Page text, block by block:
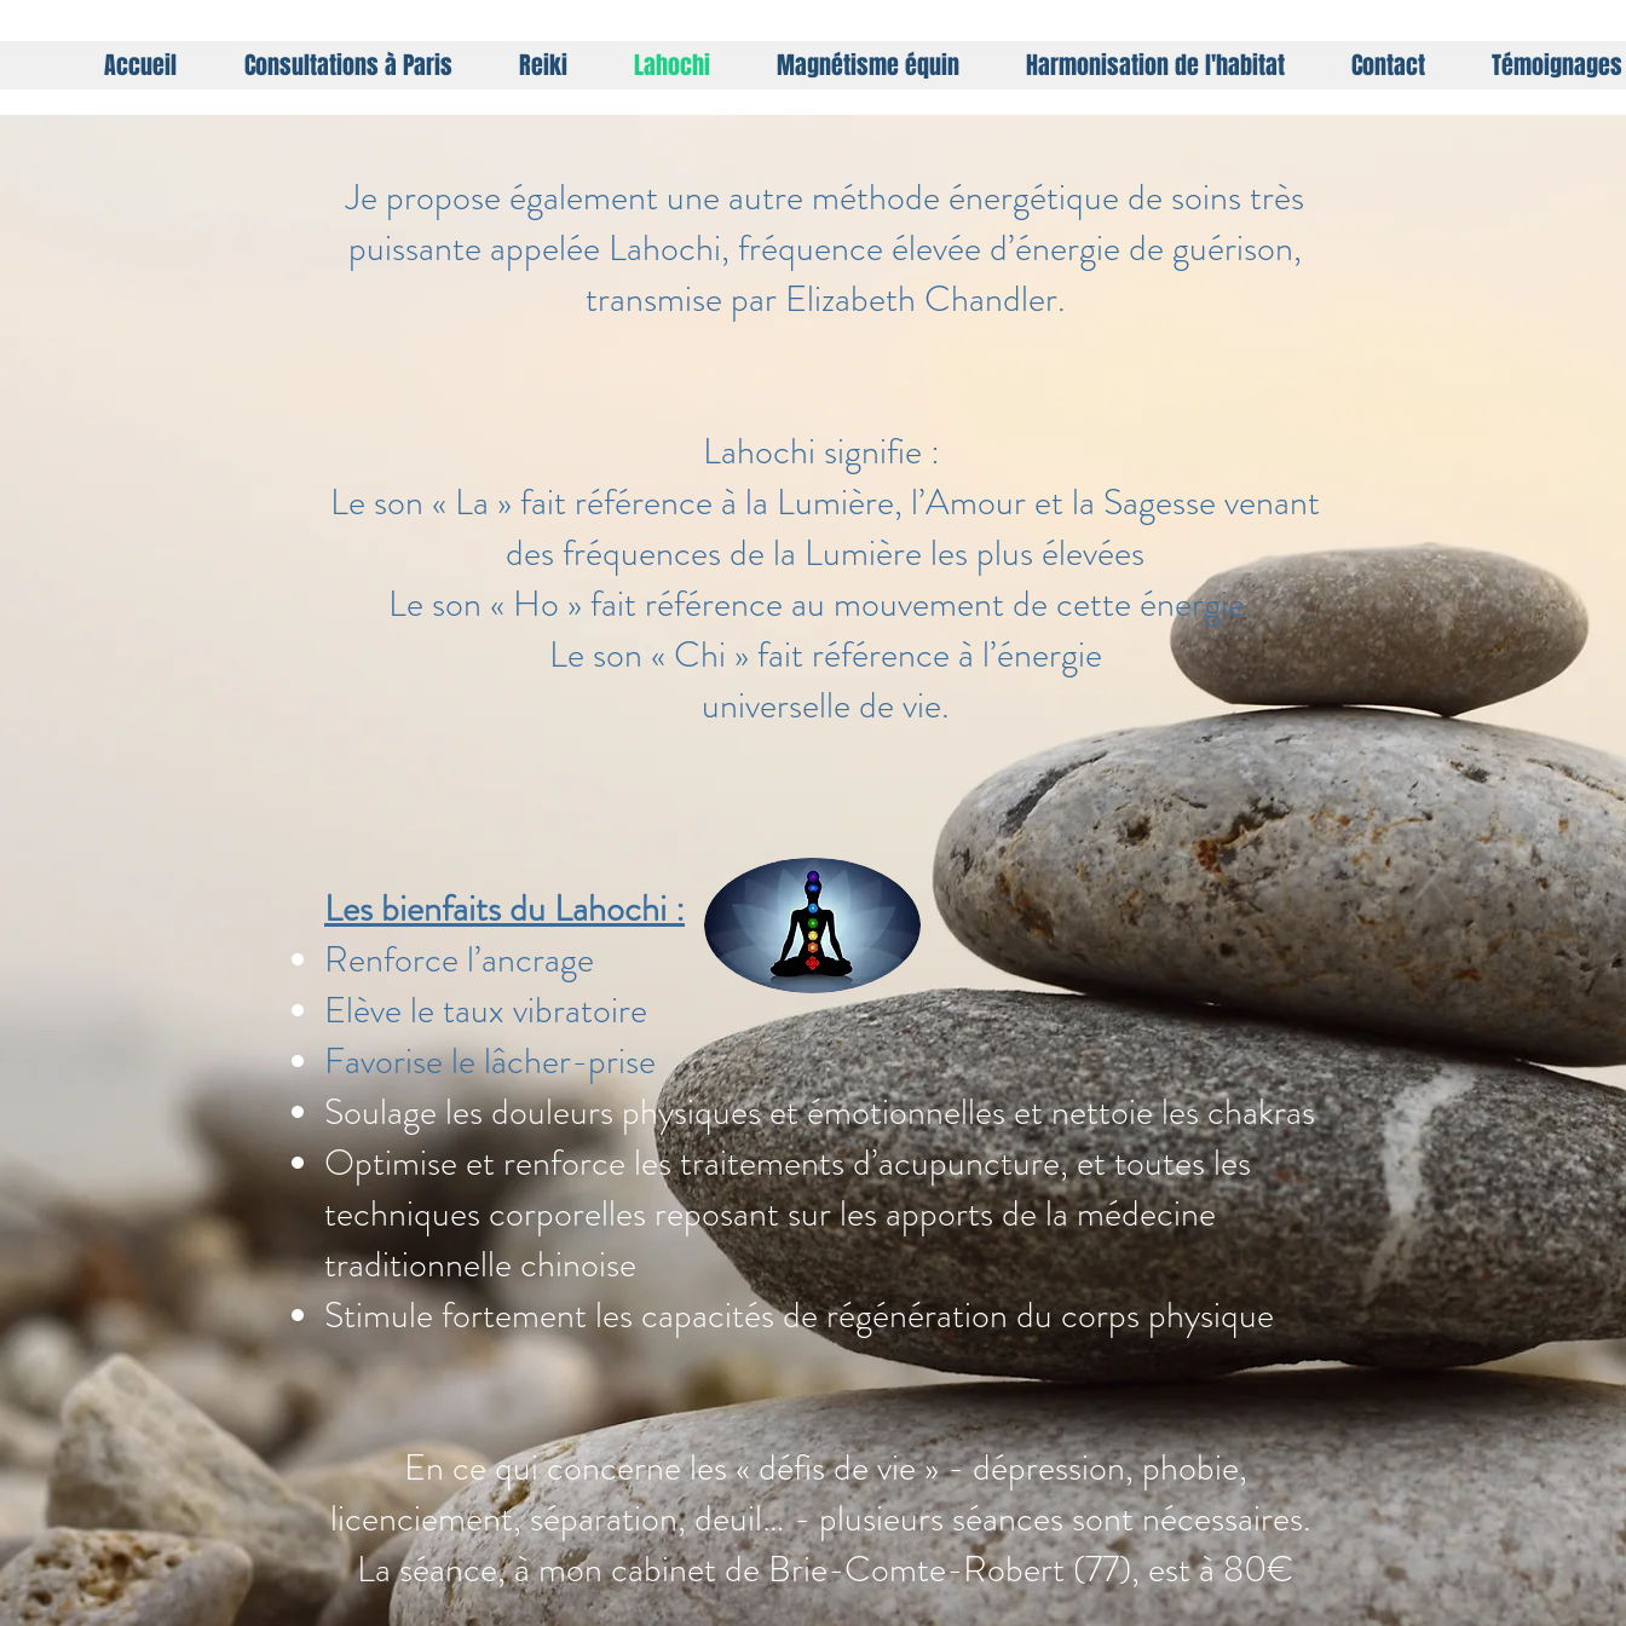
Accueil Consultations à Paris Reiki Lahochi Magnétisme équin Harmonisation de l'habitat Contact Témoignages
Je propose également une autre méthode énergétique de soins très
puissante appelée Lahochi, fréquence élevée d’énergie de guérison,
transmise par Elizabeth Chandler.
Lahochi signifie :
Le son « La » fait référence à la Lumière, l’Amour et la Sagesse venant
des fréquences de la Lumière les plus élevées
Le son « Ho » fait référence au mouvement de cette énergie.
Le son « Chi » fait référence à l’énergie
universelle de vie.
Les bienfaits du Lahochi :
Renforce l’ancrage
Elève le taux vibratoire
Favorise le lâcher-prise
Soulage les douleurs physiques et émotionnelleset nettoie les chakras
Optimise et renforce les traitements d’acupuncture, et toutes les
techniques corporelles reposant sur les apports de la médecine
traditionnelle chinoise
Stimule fortement les capacités de régénération du corps physique
En ce qui concerne les « défis de vie » - dépression, phobie,
licenciement, séparation, deuil… - plusieurs séances sont nécessaires.
La séance, à mon cabinet de Brie-Comte-Robert (77), est à 80€